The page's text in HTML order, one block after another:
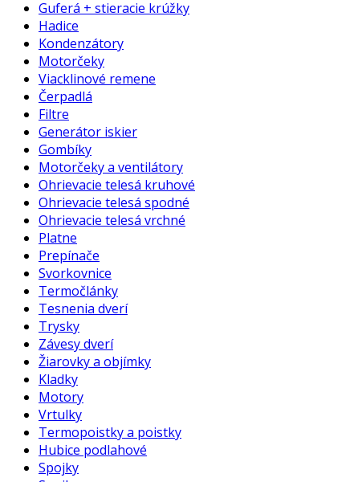
Guferá + stieracie krúžky
Hadice
Kondenzátory
Motorčeky
Viacklinové remene
Čerpadlá
Filtre
Generátor iskier
Gombíky
Motorčeky a ventilátory
Ohrievacie telesá kruhové
Ohrievacie telesá spodné
Ohrievacie telesá vrchné
Platne
Prepínače
Svorkovnice
Termočlánky
Tesnenia dverí
Trysky
Závesy dverí
Žiarovky a objímky
Kladky
Motory
Vrtulky
Termopoistky a poistky
Hubice podlahové
Spojky